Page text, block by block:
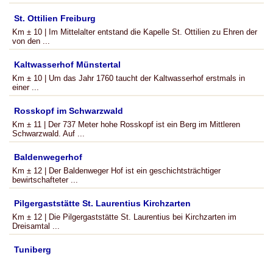
St. Ottilien Freiburg
Km ± 10 | Im Mittelalter entstand die Kapelle St. Ottilien zu Ehren der
von den ...
Kaltwasserhof Münstertal
Km ± 10 | Um das Jahr 1760 taucht der Kaltwasserhof erstmals in
einer ...
Rosskopf im Schwarzwald
Km ± 11 | Der 737 Meter hohe Rosskopf ist ein Berg im Mittleren
Schwarzwald. Auf ...
Baldenwegerhof
Km ± 12 | Der Baldenweger Hof ist ein geschichtsträchtiger
bewirtschafteter ...
Pilgergaststätte St. Laurentius Kirchzarten
Km ± 12 | Die Pilgergaststätte St. Laurentius bei Kirchzarten im
Dreisamtal ...
Tuniberg